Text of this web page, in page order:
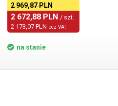
Każdy z nich działa w zakresie napięć
Maksymalne rozproszenie mocy na
400W w trybie ciągłym, gdy obwody
równolegle.
2 969,87 PLN
2 672,88 PLN / szt.
2 173,07 PLN bez VAT
na stanie